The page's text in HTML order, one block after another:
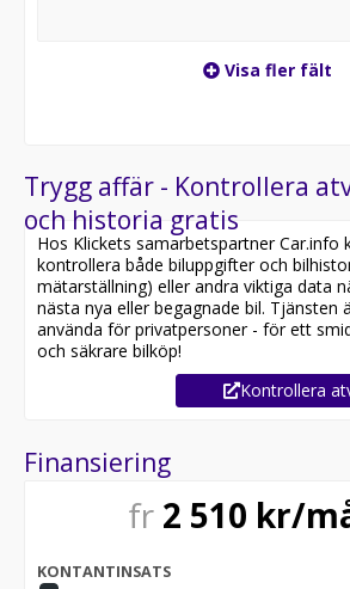
hejdlös styrka genom alla landskap.
Utforska andra modeller inom
yamaha vasteras kodiak 700 yfm
Visa fler fält
Trygg affär - Kontrollera
och historia gratis
Hos Klickets samarbetspartner Car.info
kontrollera både biluppgifter och
mätarställning) eller andra viktiga data
nästa nya eller begagnade bil. Tjänsten
använda för privatpersoner - för ett
och säkrare bilköp!
Kontrollera
Finansiering
fr 2 510 kr/
KONTANTINSATS